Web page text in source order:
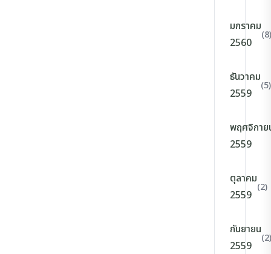
มกราคม
2560
(8)
ธันวาคม
2559
(5)
พฤศจิกาย
2559
ตุลาคม
2559
(2)
กันยายน
2559
(2)